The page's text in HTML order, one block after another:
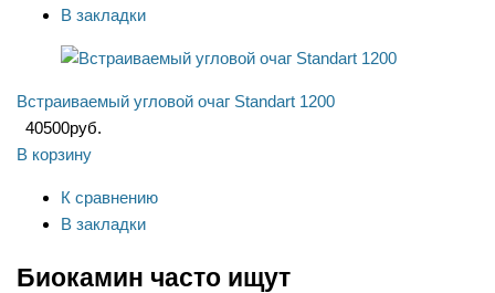
В закладки
Встраиваемый угловой очаг Standart 1200
40500руб.
В корзину
К сравнению
В закладки
Биокамин часто ищут